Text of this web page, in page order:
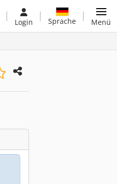
Login Sprache Menü